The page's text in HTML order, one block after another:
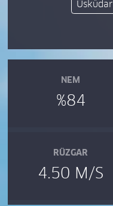
Üsküdar
NEM
%84
RÜZGAR
4.50 M/S